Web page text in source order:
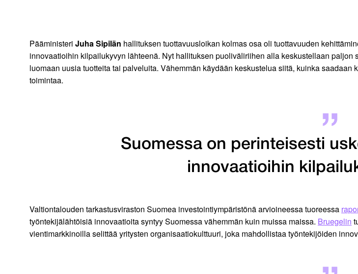
Pääministeri Juha Sipilän hallituksen tuottavuusloikan kolmas osa oli tuottavuuden
innovaatioihin kilpailukyvyn lähteenä. Nyt hallituksen puoliväliriihen alla keskustellaan
luomaan uusia tuotteita tai palveluita. Vähemmän käydään keskustelua siitä, kuinka
toimintaa.
Suomessa on perinteisesti
innovaatioihin
Valtiontalouden tarkastusviraston Suomea investointiympäristönä arvioineessa tuoreessa
työntekijälähtöisiä innovaatioita syntyy Suomessa vähem­män kuin muissa maissa. Bruegelin
vientimarkkinoilla selittää yritysten organisaatiokulttuuri, joka mahdollistaa työntekijöiden